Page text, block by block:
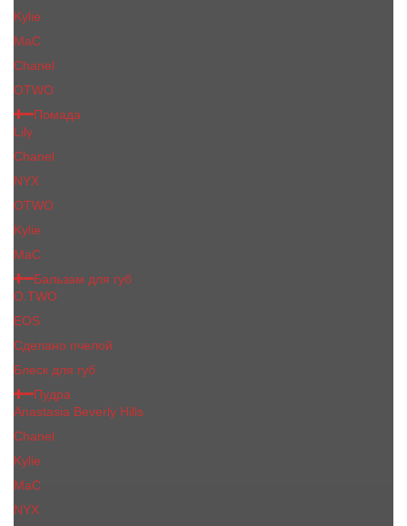
Kylie
MaC
Сhanеl
OTWO
Помада
Lily
Chanel
NYX
OTWO
Kylie
МаС
Бальзам для губ
O.TWO
EOS
Сделано пчелой
Блеск для губ
Пудра
Anastasia Beverly Hills
Chanel
Kylie
MaC
NYX